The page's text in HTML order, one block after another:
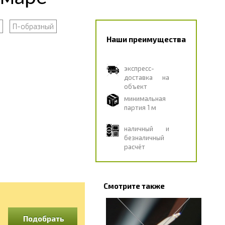
П-образный
Наши преимущества
экспресс-
доставка на
объект
минимальная
партия 1 м
наличный и
безналичный
расчёт
Подобрать
Смотрите также